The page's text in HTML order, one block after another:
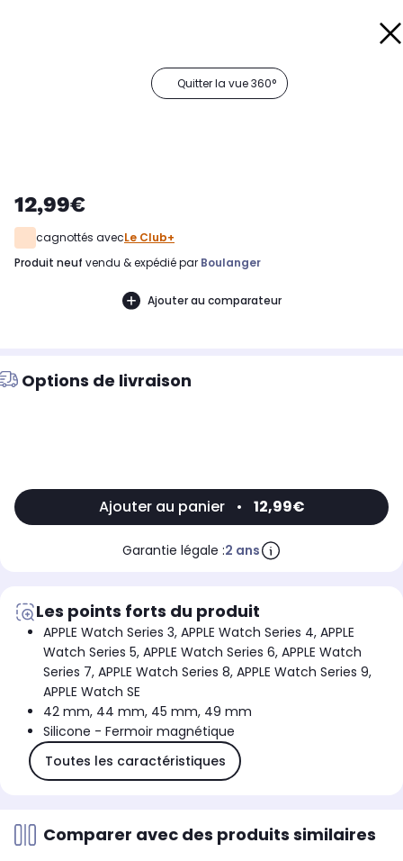
Quitter la vue 360°
12,99€
cagnottés avecLe Club+
produit neuf vendu & expédié par Boulanger
Ajouter au comparateur
Options de livraison
Ajouter au panier • 12,99€
Garantie légale :2 ans
Les points forts du produit
APPLE Watch Series 3, APPLE Watch Series 4, APPLE
Watch Series 5, APPLE Watch Series 6, APPLE Watch
Series 7, APPLE Watch Series 8, APPLE Watch Series 9,
APPLE Watch SE
42 mm, 44 mm, 45 mm, 49 mm
Silicone - Fermoir magnétique
Toutes les caractéristiques
Comparer avec des produits similaires